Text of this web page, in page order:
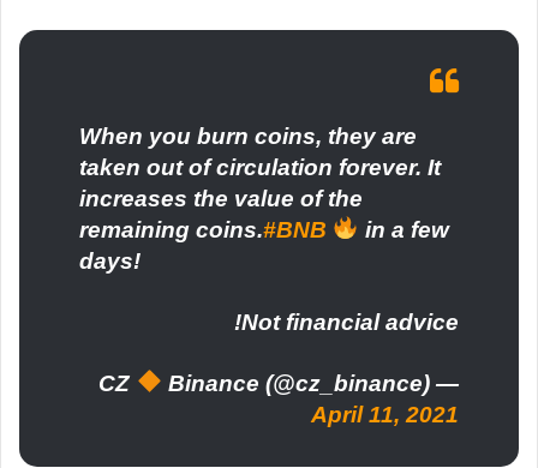
When you burn coins, they are
taken out of circulation forever. It
increases the value of the
remaining coins.#BNB
in a few
days!
Not financial advice!
— CZ
Binance (@cz_binance)
April 11, 2021